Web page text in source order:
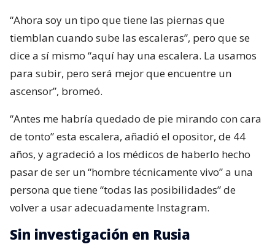
“Ahora soy un tipo que tiene las piernas que
tiemblan cuando sube las escaleras”, pero que se
dice a sí mismo “aquí hay una escalera. La usamos
para subir, pero será mejor que encuentre un
ascensor”, bromeó.
“Antes me habría quedado de pie mirando con cara
de tonto” esta escalera, añadió el opositor, de 44
años, y agradeció a los médicos de haberlo hecho
pasar de ser un “hombre técnicamente vivo” a una
persona que tiene “todas las posibilidades” de
volver a usar adecuadamente Instagram.
Sin investigación en Rusia